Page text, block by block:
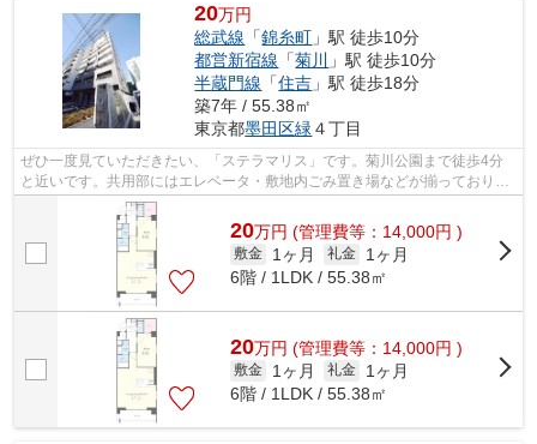
20万円
総武線 「錦糸町 」駅 徒歩10分
都営新宿線 「菊川
」駅 徒歩10分
半蔵門線 「住吉 」駅 徒歩18分
築7年 / 55.38㎡
東京都墨田区緑 ４丁目
ぜひ一度見ていただきたい、「ステラマリス」です。菊川公園まで徒歩4分
と近いです。共用部にはエレベータ・敷地内ごみ置き場などが揃っておりま
す。風通しの良いマンションは利便性が...
20万円 (管理費等：14,000円 )
敷金 1ヶ月 礼金
1ヶ月
6階 / 1LDK / 55.38㎡
20万円 (管理費等：14,000円 )
敷金 1ヶ月 礼金
1ヶ月
6階 / 1LDK / 55.38㎡